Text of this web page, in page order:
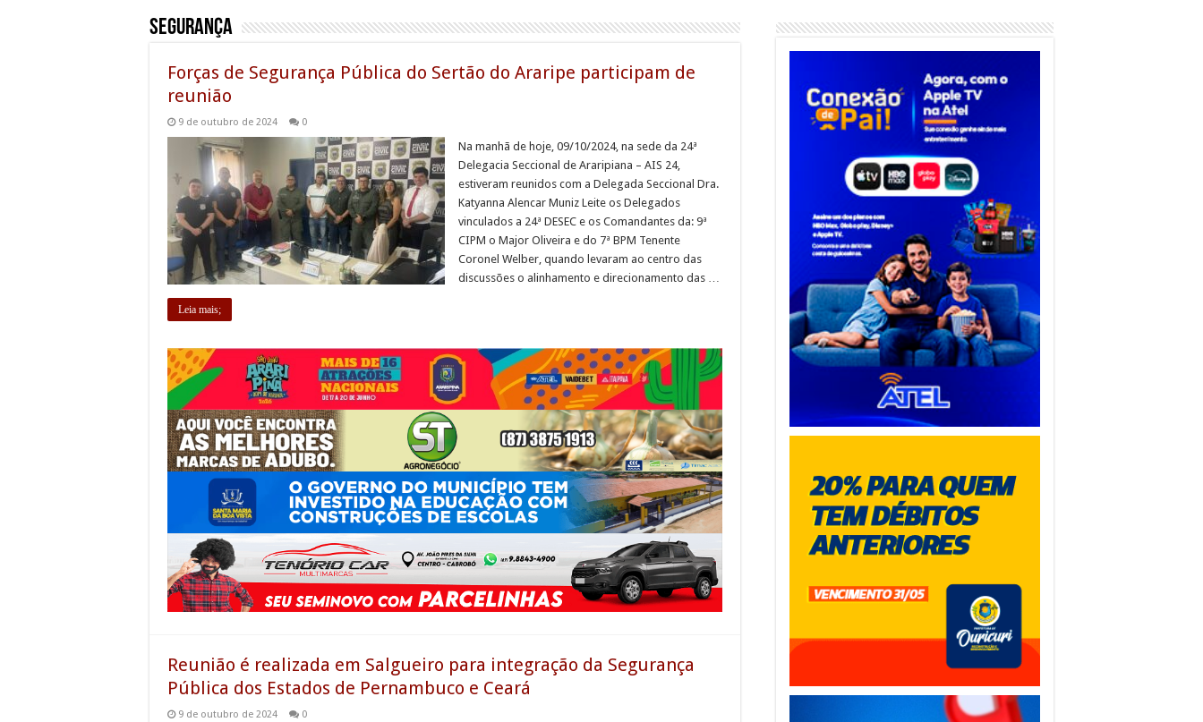
Segurança
Forças de Segurança Pública do Sertão do Araripe participam de
reunião
9 de outubro de 2024 0
Na manhã de hoje, 09/10/2024, na sede da 24ª
Delegacia Seccional de Araripiana – AIS 24,
estiveram reunidos com a Delegada Seccional Dra.
Katyanna Alencar Muniz Leite os Delegados
vinculados a 24ª DESEC e os Comandantes da: 9ª
CIPM o Major Oliveira e do 7ª BPM Tenente
Coronel Welber, quando levaram ao centro das
discussões o alinhamento e direcionamento das …
Leia mais;
Reunião é realizada em Salgueiro para integração da Segurança
Pública dos Estados de Pernambuco e Ceará
9 de outubro de 2024 0